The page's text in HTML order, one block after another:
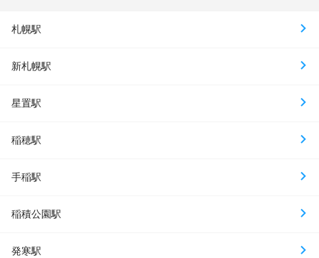
札幌駅
新札幌駅
星置駅
稲穂駅
手稲駅
稲積公園駅
発寒駅